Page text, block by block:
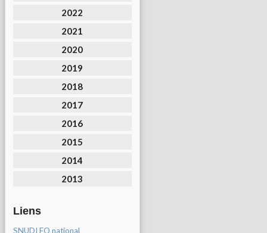
2022
2021
2020
2019
2018
2017
2016
2015
2014
2013
Liens
SNUDI FO national